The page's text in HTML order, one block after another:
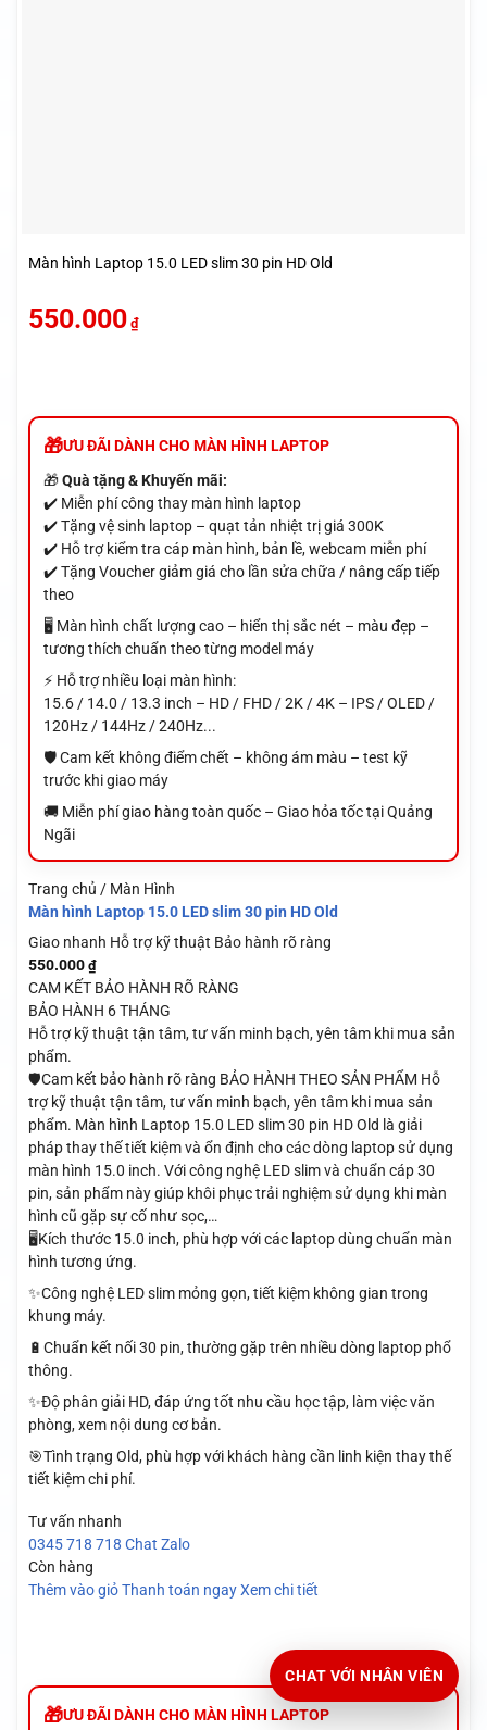
Màn hình Laptop 15.0 LED slim 30 pin HD Old
550.000 ₫
ƯU ĐÃI DÀNH CHO MÀN HÌNH LAPTOP
🎁Quà tặng & Khuyến mãi:
✔️ Miễn phí công thay màn hình laptop
✔️ Tặng vệ sinh laptop – quạt tản nhiệt trị giá 300K
✔️ Hỗ trợ kiểm tra cáp màn hình, bản lề, webcam miễn phí
✔️ Tặng Voucher giảm giá cho lần sửa chữa / nâng cấp tiếp
theo
🖥️ Màn hình chất lượng cao – hiển thị sắc nét – màu đẹp –
tương thích chuẩn theo từng model máy
⚡ Hỗ trợ nhiều loại màn hình:
15.6 / 14.0 / 13.3 inch – HD / FHD / 2K / 4K – IPS / OLED /
120Hz / 144Hz / 240Hz...
🛡️ Cam kết không điểm chết – không ám màu – test kỹ
trước khi giao máy
🚚 Miễn phí giao hàng toàn quốc – Giao hỏa tốc tại Quảng
Ngãi
Trang chủ / Màn Hình
Màn hình Laptop 15.0 LED slim 30 pin HD Old
Giao nhanh Hỗ trợ kỹ thuật Bảo hành rõ ràng
550.000 ₫
CAM KẾT BẢO HÀNH RÕ RÀNG
BẢO HÀNH 6 THÁNG
Hỗ trợ kỹ thuật tận tâm, tư vấn minh bạch, yên tâm khi mua sản
phẩm.
🛡️Cam kết bảo hành rõ ràng BẢO HÀNH THEO SẢN PHẨM Hỗ
trợ kỹ thuật tận tâm, tư vấn minh bạch, yên tâm khi mua sản
phẩm. Màn hình Laptop 15.0 LED slim 30 pin HD Old là giải
pháp thay thế tiết kiệm và ổn định cho các dòng laptop sử dụng
màn hình 15.0 inch. Với công nghệ LED slim và chuẩn cáp 30
pin, sản phẩm này giúp khôi phục trải nghiệm sử dụng khi màn
hình cũ gặp sự cố như sọc,…
🖥️Kích thước 15.0 inch, phù hợp với các laptop dùng chuẩn màn
hình tương ứng.
✨Công nghệ LED slim mỏng gọn, tiết kiệm không gian trong
khung máy.
🔋Chuẩn kết nối 30 pin, thường gặp trên nhiều dòng laptop phổ
thông.
✨Độ phân giải HD, đáp ứng tốt nhu cầu học tập, làm việc văn
phòng, xem nội dung cơ bản.
🎯Tình trạng Old, phù hợp với khách hàng cần linh kiện thay thế
tiết kiệm chi phí.
Tư vấn nhanh
0345 718 718 Chat Zalo
Còn hàng
Thêm vào giỏ Thanh toán ngay Xem chi tiết
ƯU ĐÃI DÀNH CHO MÀN HÌNH LAPTOP
CHAT VỚI NHÂN VIÊN